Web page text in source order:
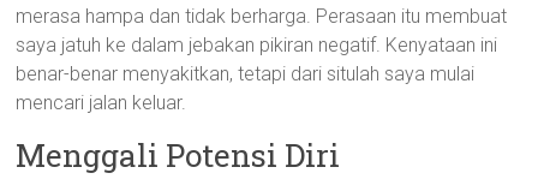
merasa hampa dan tidak berharga. Perasaan itu membuat
saya jatuh ke dalam jebakan pikiran negatif. Kenyataan ini
benar-benar menyakitkan, tetapi dari situlah saya mulai
mencari jalan keluar.
Menggali Potensi Diri